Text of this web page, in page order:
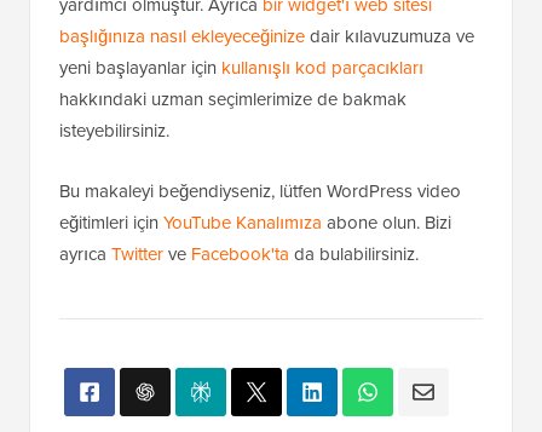
başlığınıza nasıl ekleyeceğinizedair kılavuzumuza ve
yeni başlayanlar için kullanışlı kod parçacıkları
hakkındaki uzman seçimlerimize de bakmak
isteyebilirsiniz.
Bu makaleyi beğendiyseniz, lütfen WordPress video
eğitimleri için YouTube Kanalımıza abone olun. Bizi
ayrıca Twitterve Facebook'ta da bulabilirsiniz.